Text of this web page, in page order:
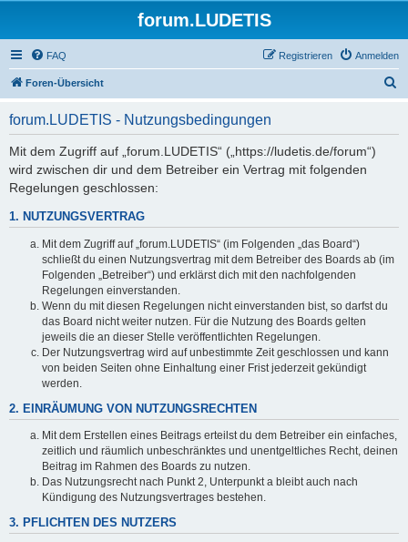
forum.LUDETIS
FAQ Anmelden
Registrieren
Foren-Übersicht
forum.LUDETIS - Nutzungsbedingungen
Mit dem Zugriff auf „forum.LUDETIS“ („https://ludetis.de/forum“)
wird zwischen dir und dem Betreiber ein Vertrag mit folgenden
Regelungen geschlossen:
1. NUTZUNGSVERTRAG
Mit dem Zugriff auf „forum.LUDETIS“ (im Folgenden „das Board“)
schließt du einen Nutzungsvertrag mit dem Betreiber des Boards ab (im
Folgenden „Betreiber“) und erklärst dich mit den nachfolgenden
Regelungen einverstanden.
Wenn du mit diesen Regelungen nicht einverstanden bist, so darfst du
das Board nicht weiter nutzen. Für die Nutzung des Boards gelten
jeweils die an dieser Stelle veröffentlichten Regelungen.
Der Nutzungsvertrag wird auf unbestimmte Zeit geschlossen und kann
von beiden Seiten ohne Einhaltung einer Frist jederzeit gekündigt
werden.
2. EINRÄUMUNG VON NUTZUNGSRECHTEN
Mit dem Erstellen eines Beitrags erteilst du dem Betreiber ein einfaches,
zeitlich und räumlich unbeschränktes und unentgeltliches Recht, deinen
Beitrag im Rahmen des Boards zu nutzen.
Das Nutzungsrecht nach Punkt 2, Unterpunkt a bleibt auch nach
Kündigung des Nutzungsvertrages bestehen.
3. PFLICHTEN DES NUTZERS